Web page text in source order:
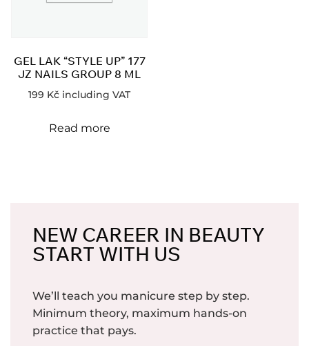
GEL LAK “STYLE UP” 177
JZ NAILS GROUP 8 ML
199 Kč including VAT
Read more
NEW CAREER IN BEAUTY
START WITH US
We’ll teach you manicure step by step.
Minimum theory, maximum hands-on
practice that pays.